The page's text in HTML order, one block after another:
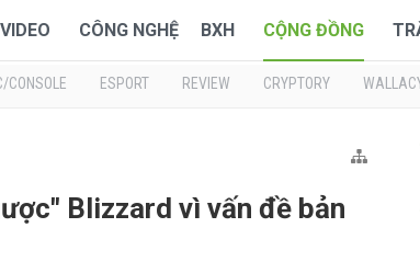
VIDEO CÔNG NGHỆ BXH CỘNG ĐỒNG
CONSOLE ESPORT REVIEW CRYPTORY
Blizzard vì vấn đề bản